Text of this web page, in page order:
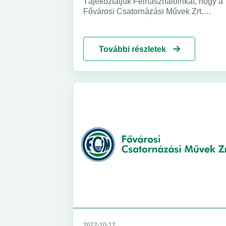
Fővárosi Csatornázási Művek Zrt.
További részletek